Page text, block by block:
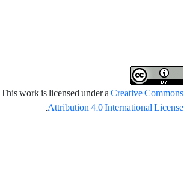
This work is licensed under aCreative Commons
Attribution 4.0 International License
.